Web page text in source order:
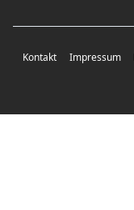
Kontakt Impressum